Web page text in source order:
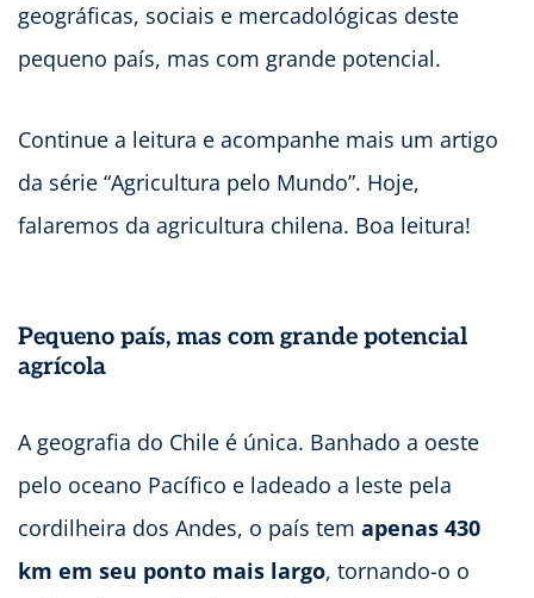
geográficas, sociais e mercadológicas deste
pequeno país, mas com grande potencial.
Continue a leitura e acompanhe mais um artigo
da série “Agricultura pelo Mundo”. Hoje,
falaremos da agricultura chilena. Boa leitura!
Pequeno país, mas com grande potencial
agrícola
A geografia do Chile é única. Banhado a oeste
pelo oceano Pacífico e ladeado a leste pela
cordilheira dos Andes, o país tem apenas 430
km em seu ponto mais largo, tornando-o o